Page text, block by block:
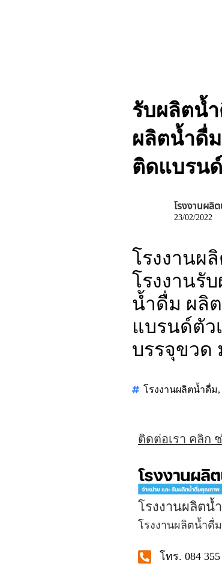
รับผลิตน้
ผลิตน้ำดื่
ติดแบรน
โรงงานผลิ
23/02/2022
โรงงานผ
โรงงานรั
น้ำดื่ม ผลิ
แบรนด์ตัว
บรรจุขวด
โรงงานผลิตน้ำดื่ม,
ติดต่อเรา คลิก
โรงงานผลิตน้
โรงงานผลิตน้ำ
โทร. 084 355